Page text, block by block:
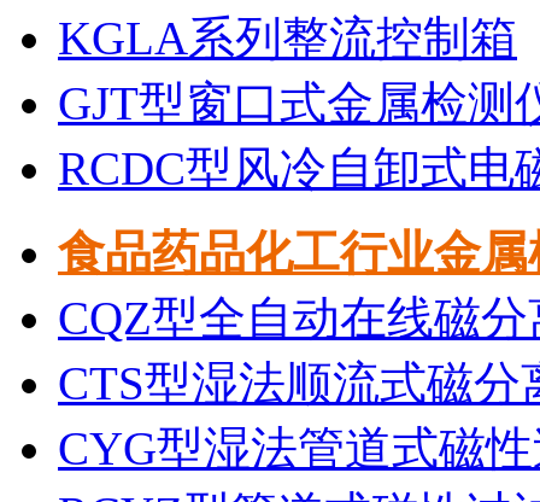
KGLA系列整流控制箱
GJT型窗口式金属检测
RCDC型风冷自卸式电
食品药品化工行业金
CQZ型全自动在线磁
CTS型湿法顺流式磁分
CYG型湿法管道式磁